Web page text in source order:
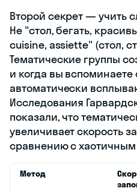
Второй секрет — учить
Не "стол, бегать,
cuisine, assiette" (стол,
Тематические группы
и когда вы вспоминаете
автоматически
Исследования
показали, что
увеличивает скорость
сравнению с
Метод